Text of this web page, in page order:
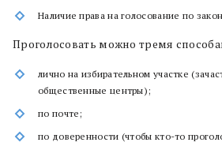
Наличие права на голосование по
Проголосовать можно тремя
лично на избирательном участке
общественные центры);
по почте;
по доверенности (чтобы кто-то